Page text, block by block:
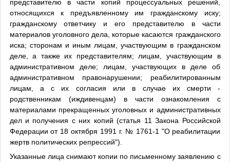
представителю в части копий процессуальных решений,
относящихся к предъявленному им гражданскому иску;
гражданскому ответчику и его представителю в части
материалов уголовного дела, которые касаются гражданского
иска; сторонам и иным лицам, участвующим в гражданском
деле, а также их представителям; лицам, участвующим в
административном деле; лицам, участвующих в деле об
административном правонарушении; реабилитированным
лицам, а с их согласия или в случае их смерти -
родственникам (иждивенцам) в части ознакомления с
материалами прекращенных уголовных и административных
дел и получения с них копий (статья 11 Закона Российской
Федерации от 18 октября 1991 г. № 1761-1 "О реабилитации
жертв политических репрессий").
Указанные лица снимают копии по письменному заявлению с